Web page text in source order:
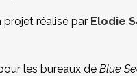
réalisé par Elodie
les bureaux de Blue